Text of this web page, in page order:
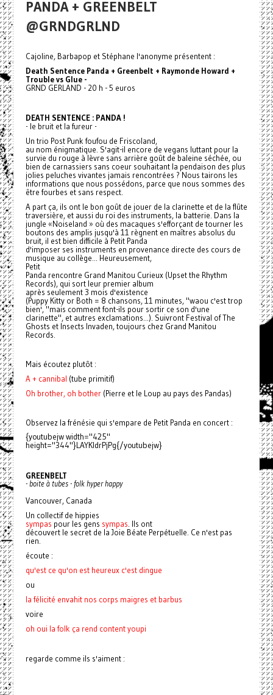
PANDA + GREENBELT
@GRNDGRLND
Cajoline, Barbapop et Stéphane l'anonyme présentent :
Death Sentence Panda + Greenbelt + Raymonde Howard +
Trouble vs Glue-
GRND GERLAND - 20 h - 5 euros
DEATH SENTENCE : PANDA !
- le bruit et la fureur -
Un trio Post Punk foufou de Friscoland,
au nom énigmatique. S'agit-il encore de vegans luttant pour la
survie du rouge à lèvre sans arrière goût de baleine séchée, ou
bien de carnassiers sans coeur souhaitant la pendaison des plus
jolies peluches vivantes jamais rencontrées ? Nous tairons les
informations que nous possédons, parce que nous sommes des
être fourbes et sans respect.
A part ça, ils ont le bon goût de jouer de la clarinette et de la flûte
traversière, et aussi du roi des instruments, la batterie. Dans la
jungle «Noiseland » où des macaques s'efforçant de tourner les
boutons des amplis jusqu'à 11 règnent en maîtres absolus du
bruit, il est bien difficile à Petit Panda
d'imposer ses instruments en provenance directe des cours de
musique au collège... Heureusement,
Petit
Panda rencontre Grand Manitou Curieux (Upset the Rhythm
Records), qui sort leur premier album
après seulement 3 mois d'existence
(Puppy Kitty or Both = 8 chansons, 11 minutes, "waou c'est trop
bien', "mais comment font-ils pour sortir ce son d'une
clarinette", et autres exclamations...). Suivront Festival of The
Ghosts et Insects Invaden, toujours chez Grand Manitou
Records.
Mais écoutez plutôt :
A + cannibal (tube primitif)
Oh brother, oh bother(Pierre et le Loup au pays des Pandas)
Observez la frénésie qui s'empare de Petit Panda en concert :
{youtubejw width="425"
height="344"}LAYKldrPjPg{/youtubejw}
GREENBELT
- boite à tubes - folk hyper happy
Vancouver, Canada
Un collectif de hippies
sympas pour les gens sympas . Ils ont
découvert le secret de la Joie Béate Perpétuelle. Ce n'est pas
rien.
écoute :
qu'est ce qu'on est heureux c'est dingue
ou
la félicité envahit nos corps maigres et barbus
voire
oh oui la folk ça rend content youpi
regarde comme ils s'aiment :